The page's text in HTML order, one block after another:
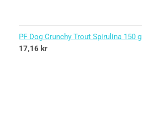
PF Dog Crunchy Trout Spirulina 150 g
17,16 kr